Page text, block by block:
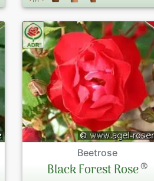
Beetrose
Black Forest Rose®